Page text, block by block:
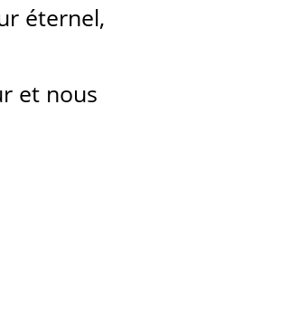
éternel,
et nous